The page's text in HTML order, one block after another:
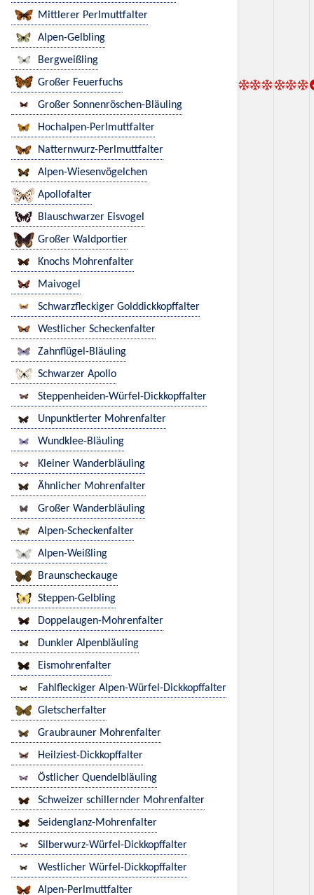
Mittlerer Perlmuttfalter
Alpen-Gelbling
Bergweißling
Großer Feuerfuchs
Großer Sonnenröschen-Bläuling
Hochalpen-Perlmuttfalter
Natternwurz-Perlmuttfalter
Alpen-Wiesenvögelchen
Apollofalter
Blauschwarzer Eisvogel
Großer Waldportier
Knochs Mohrenfalter
Maivogel
Schwarzfleckiger Golddickkopffalter
Westlicher Scheckenfalter
Zahnflügel-Bläuling
Schwarzer Apollo
Steppenheiden-Würfel-Dickkopffalter
Unpunktierter Mohrenfalter
Wundklee-Bläuling
Kleiner Wanderbläuling
Ähnlicher Mohrenfalter
Großer Wanderbläuling
Alpen-Scheckenfalter
Alpen-Weißling
Braunscheckauge
Steppen-Gelbling
Doppelaugen-Mohrenfalter
Dunkler Alpenbläuling
Eismohrenfalter
Fahlfleckiger Alpen-Würfel-Dickkopffalter
Gletscherfalter
Graubrauner Mohrenfalter
Heilziest-Dickkopffalter
Östlicher Quendelbläuling
Schweizer schillernder Mohrenfalter
Seidenglanz-Mohrenfalter
Silberwurz-Würfel-Dickkopffalter
Westlicher Würfel-Dickkopffalter
Alpen-Perlmuttfalter